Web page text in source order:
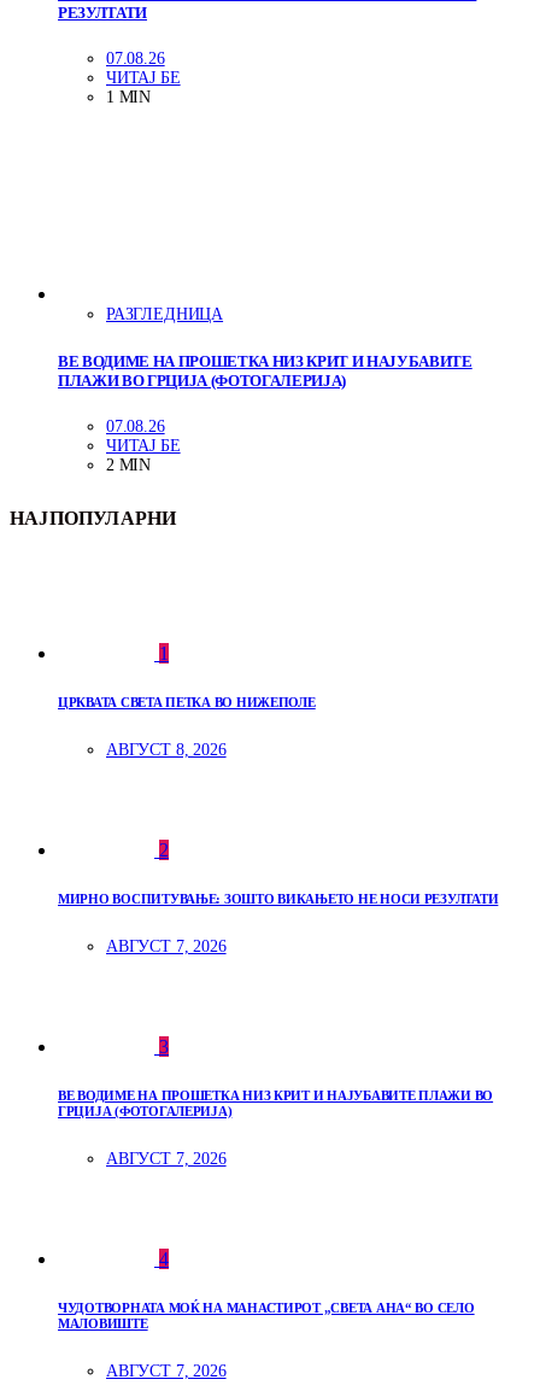
РЕЗУЛТАТИ
07.08.26
ЧИТАЈ БЕ
1 MIN
РАЗГЛЕДНИЦА
ВЕ ВОДИМЕ НА ПРОШЕТКА НИЗ КРИТ И НАЈУБАВИТЕ
ПЛАЖИ ВО ГРЦИЈА (ФОТОГАЛЕРИЈА)
07.08.26
ЧИТАЈ БЕ
2 MIN
НАЈПОПУЛАРНИ
1
ЦРКВАТА СВЕТА ПЕТКА ВО НИЖЕПОЛЕ
АВГУСТ 8, 2026
2
МИРНО ВОСПИТУВАЊЕ: ЗОШТО ВИКАЊЕТО НЕ НОСИ РЕЗУЛТАТИ
АВГУСТ 7, 2026
3
ВЕ ВОДИМЕ НА ПРОШЕТКА НИЗ КРИТ И НАЈУБАВИТЕ ПЛАЖИ ВО
ГРЦИЈА (ФОТОГАЛЕРИЈА)
АВГУСТ 7, 2026
4
ЧУДОТВОРНАТА МОЌ НА МАНАСТИРОТ „СВЕТА АНА“ ВО СЕЛО
МАЛОВИШТЕ
АВГУСТ 7, 2026